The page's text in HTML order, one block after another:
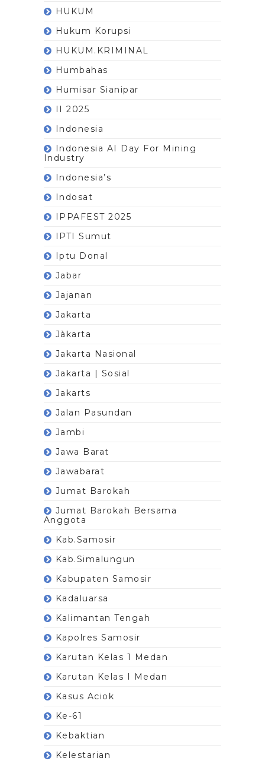
HUKUM
Hukum Korupsi
HUKUM.KRIMINAL
Humbahas
Humisar Sianipar
II 2025
Indonesia
Indonesia AI Day For Mining
Industry
Indonesia’s
Indosat
IPPAFEST 2025
IPTI Sumut
Iptu Donal
Jabar
Jajanan
Jakarta
Jàkarta
Jakarta Nasional
Jakarta | Sosial
Jakarts
Jalan Pasundan
Jambi
Jawa Barat
Jawabarat
Jumat Barokah
Jumat Barokah Bersama
Anggota
Kab.Samosir
Kab.Simalungun
Kabupaten Samosir
Kadaluarsa
Kalimantan Tengah
Kapolres Samosir
Karutan Kelas 1 Medan
Karutan Kelas I Medan
Kasus Aciok
Ke-61
Kebaktian
Kelestarian